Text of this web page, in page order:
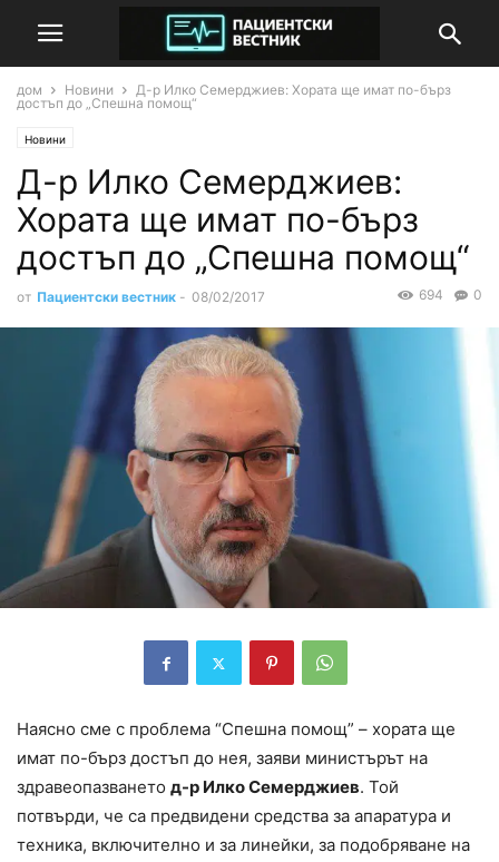
дом Новини
Д-р Илко Семерджиев: Хората ще имат по-бърз
достъп до „Спешна помощ“
Новини
Д-р Илко Семерджиев:
Хората ще имат по-бърз
достъп до „Спешна помощ“
от Пациентски вестник - 08/02/2017 0
694
Наясно сме с проблема “Спешна помощ” – хората ще
имат по-бърз достъп до нея, заяви министърът на
здравеопазването д-р Илко Семерджиев. Той
потвърди, че са предвидени средства за апаратура и
техника, включително и за линейки, за подобряване на